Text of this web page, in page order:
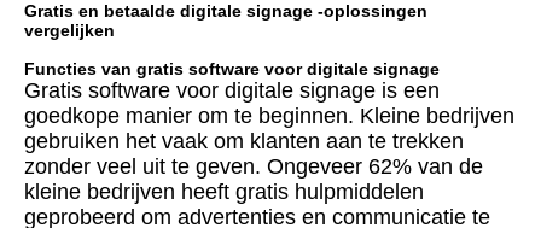
Gratis en betaalde digitale signage -oplossingen
vergelijken
Functies van gratis software voor digitale signage
Gratis software voor digitale signage is een
goedkope manier om te beginnen. Kleine bedrijven
gebruiken het vaak om klanten aan te trekken
zonder veel uit te geven. Ongeveer 62% van de
kleine bedrijven heeft gratis hulpmiddelen
geprobeerd om advertenties en communicatie te